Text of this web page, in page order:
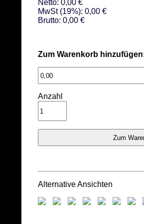
Netto: 0,00 €
MwSt (19%): 0,00 €
Brutto: 0,00 €
Zum Warenkorb
Anzahl
Alternative Ansichten